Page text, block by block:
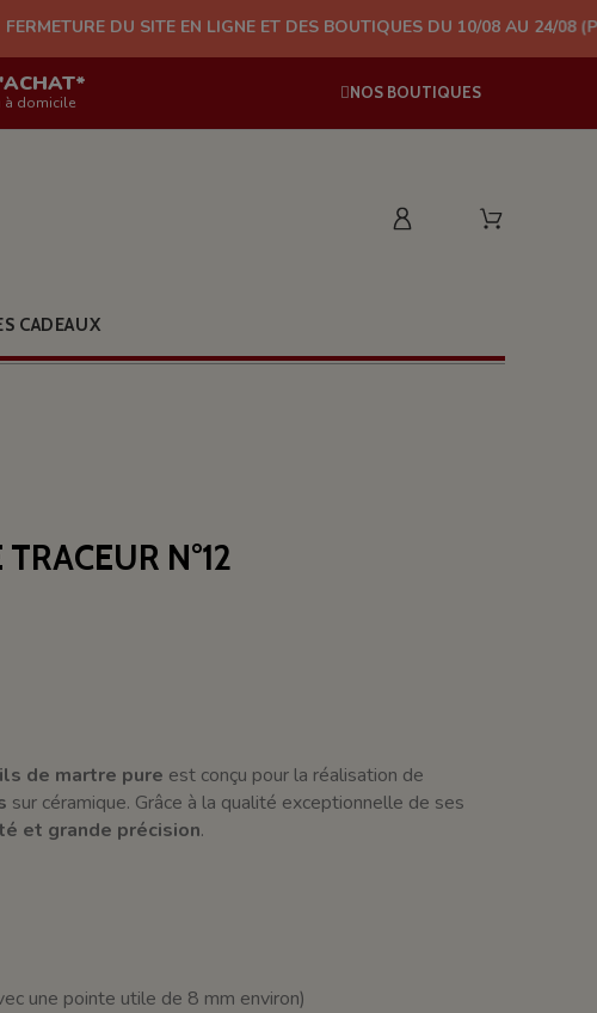
DU SITE EN LIGNE ET DES BOUTIQUES DU 10/08 AU 24/08 (PLUS
à domicile
NOS BOUTIQUES
CADEAUX
N°12
de martre pure est conçu pour la réalisation de
sur céramique. Grâce à la qualité exceptionnelle de ses
et grande précision.
une pointe utile de 8 mm environ)